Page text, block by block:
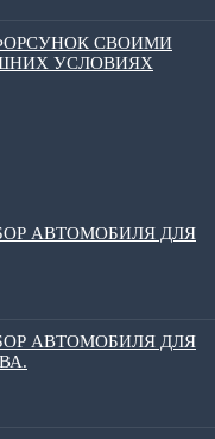
СВОИМИ
УСЛОВИЯХ
АВТОМОБИЛЯ ДЛЯ
АВТОМОБИЛЯ ДЛЯ